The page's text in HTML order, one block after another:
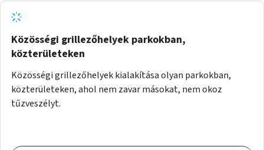
Közösségi grillezőhelyek parkokban,
közterületeken
Közösségi grillezőhelyek kialakítása olyan parkokban,
közterületeken, ahol nem zavar másokat, nem okoz
tűzveszélyt.